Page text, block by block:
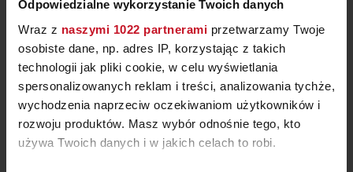
Odpowiedzialne wykorzystanie Twoich danych
Wraz z naszymi 1022 partnerami przetwarzamy Twoje
osobiste dane, np. adres IP, korzystając z takich
technologii jak pliki cookie, w celu wyświetlania
spersonalizowanych reklam i treści, analizowania tychże,
wychodzenia naprzeciw oczekiwaniom użytkowników i
rozwoju produktów. Masz wybór odnośnie tego, kto
używa Twoich danych i w jakich celach to robi.
KOMODA 4/2/4